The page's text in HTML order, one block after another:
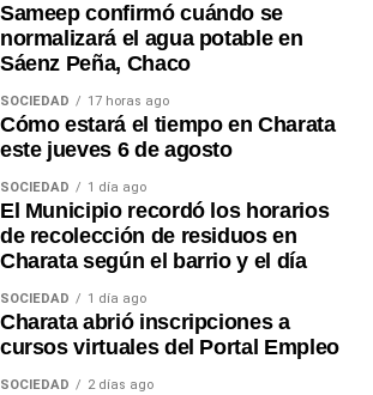
Sameep confirmó cuándo se
normalizará el agua potable en
Sáenz Peña, Chaco
SOCIEDAD 17 horas ago
Cómo estará el tiempo en Charata
este jueves 6 de agosto
SOCIEDAD 1 día ago
El Municipio recordó los horarios
de recolección de residuos en
Charata según el barrio y el día
SOCIEDAD 1 día ago
Charata abrió inscripciones a
cursos virtuales del Portal Empleo
SOCIEDAD 2 días ago